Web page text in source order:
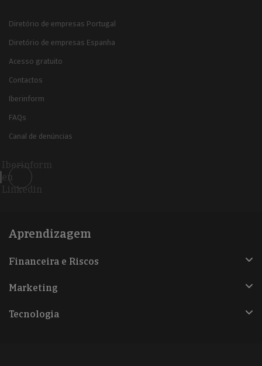
Diretório de empresas Portugal
Diretório de empresas Espanha
Acesso gratuito
Contactos
Iberinform
FAQs
Canal de denúncias
Iberinform
en
Linkedin
Aprendizagem
Financeira e Riscos
Marketing
Tecnologia